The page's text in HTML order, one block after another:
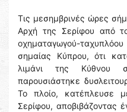
Τις μεσημβρινές ώρες
Αρχή της Σερίφου από
οχηματαγωγού-
σημαίας Κύπρου, ότι
λιμάνι της Κύθνου
παρουσιάστηκε
Το πλοίο, κατέπλευσε
Σερίφου, αποβιβάζοντας